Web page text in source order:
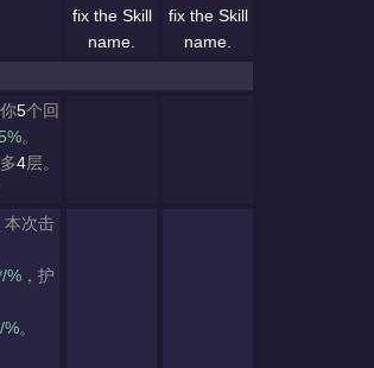
fix the Skill
name.
fix the Skill
name.
5个回
。
4层。
本次击
%，护
%。